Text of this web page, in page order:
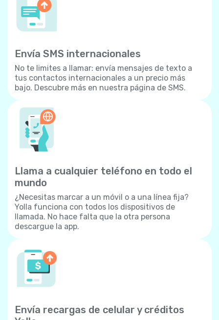
Envía SMS internacionales
No te limites a llamar: envía mensajes de texto a
tus contactos internacionales a un precio más
bajo. Descubre más en nuestra página de SMS.
Llama a cualquier teléfono en todo el
mundo
¿Necesitas marcar a un móvil o a una línea fija?
Yolla funciona con todos los dispositivos de
llamada. No hace falta que la otra persona
descargue la app.
Envía recargas de celular y créditos